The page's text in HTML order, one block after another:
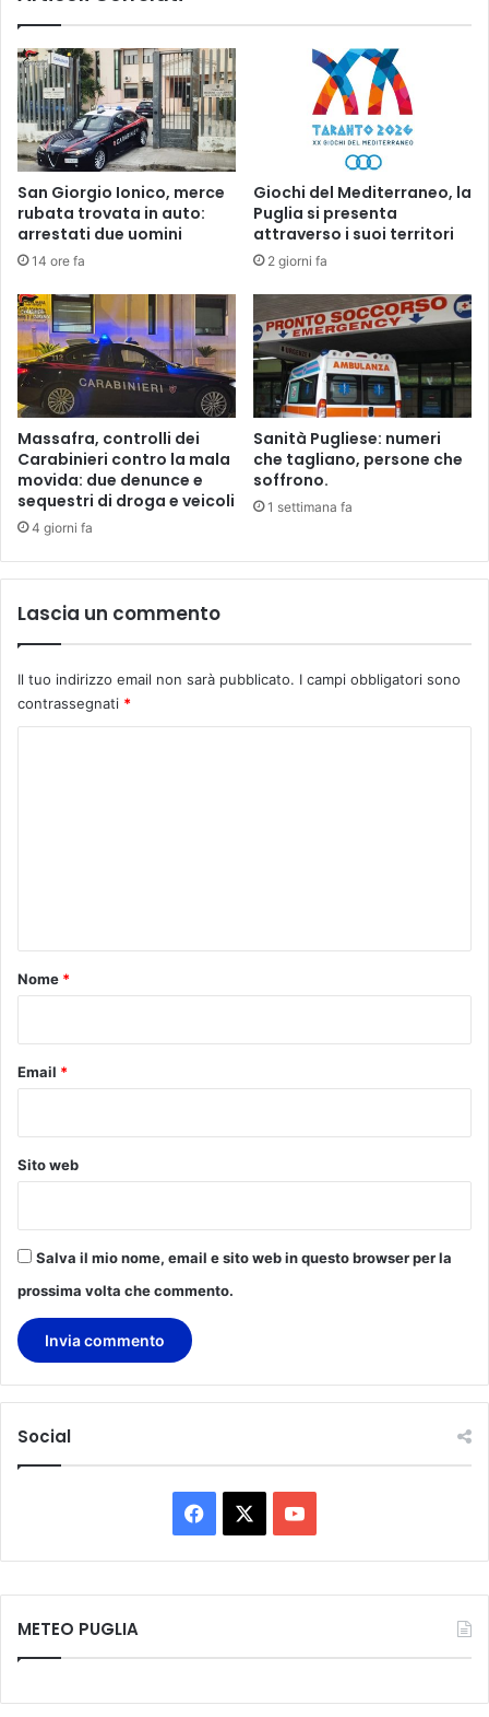
e
l
P
D
,
c
o
m
m
e
n
t
a
i
l
r
s
u
l
t
t
d
l
e
p
P
u
i
a
.
l
l
a
r
o
e
s
i
a
p
e
r
a
X
X
X
V
M
r
e
l
P
San Giorgio Ionico, merce
rubata trovata in auto:
arrestati due uomini
14 ore fa
Giochi del Mediterraneo, la
Puglia si presenta
attraverso i suoi territori
2 giorni fa
Massafra, controlli dei
Carabinieri contro la mala
movida: due denunce e
sequestri di droga e veicoli
4 giorni fa
Sanità Pugliese: numeri
che tagliano, persone che
soffrono.
1 settimana fa
Lascia un commento
Il tuo indirizzo email non sarà pubblicato. I campi obbligatori sono
contrassegnati *
o
Nome *
Email *
Sito web
Salva il mio nome, email e sito web in questo browser per la
prossima volta che commento.
Social
a
c
o
u
METEO PUGLIA